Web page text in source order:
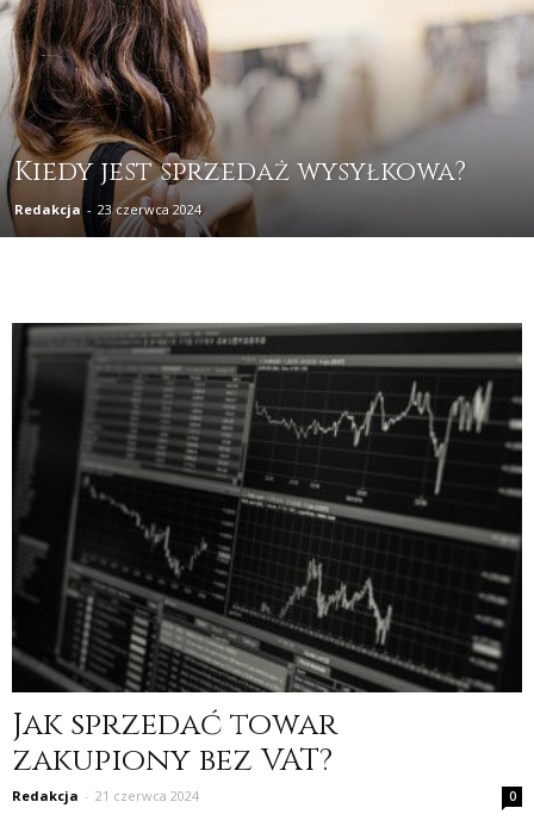
Kiedy jest sprzedaż wysyłkowa?
Redakcja - 23 czerwca 2024
Jak sprzedać towar
zakupiony bez VAT?
Redakcja - 21 czerwca 2024 0